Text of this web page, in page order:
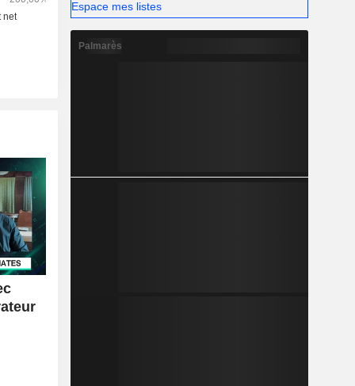
Espace mes listes
Palmarès